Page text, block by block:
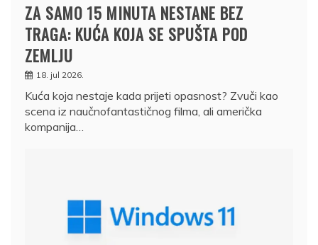
ZA SAMO 15 MINUTA NESTANE BEZ
TRAGA: KUĆA KOJA SE SPUŠTA POD
ZEMLJU
18. jul 2026.
Kuća koja nestaje kada prijeti opasnost? Zvuči kao
scena iz naučnofantastičnog filma, ali američka
kompanija…